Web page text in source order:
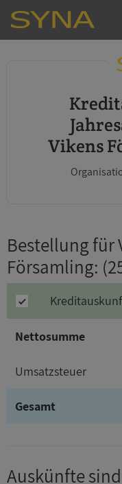
Kreditauskünfte und
Vikens
Bestellung für
Församling:
Nettosumme
Umsatzsteuer
Gesamt
Auskünfte